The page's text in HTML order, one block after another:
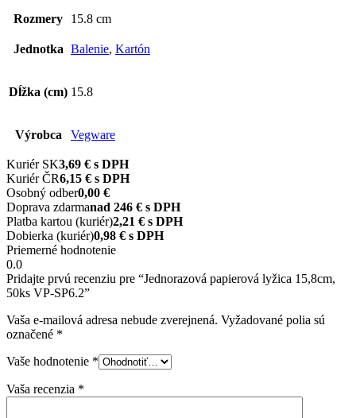
Rozmery 15.8 cm
Jednotka Balenie, Kartón
Dĺžka (cm) 15.8
Výrobca Vegware
Kuriér SK3,69 € s DPH
Kuriér ČR6,15 € s DPH
Osobný odber0,00 €
Doprava zdarmanad 246 € s DPH
Platba kartou (kuriér)2,21 € s DPH
Dobierka (kuriér)0,98 € s DPH
Priemerné hodnotenie
0.0
Pridajte prvú recenziu pre “Jednorazová papierová lyžica 15,8cm,
50ks VP-SP6.2”
Vaša e-mailová adresa nebude zverejnená. Vyžadované polia sú
označené *
Vaše hodnotenie *
Vaša recenzia *